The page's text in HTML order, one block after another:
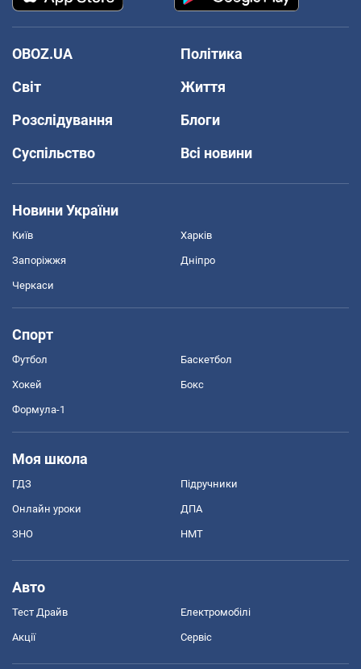
OBOZ.UA
Політика
Світ
Життя
Розслідування
Блоги
Суспільство
Всі новини
Новини України
Київ Харків
Запоріжжя Дніпро
Черкаси
Спорт
Футбол Баскетбол
Хокей Бокс
Формула-1
Моя школа
ГДЗ Підручники
Онлайн уроки ДПА
ЗНО НМТ
Авто
Тест Драйв Електромобілі
Акції Сервіс